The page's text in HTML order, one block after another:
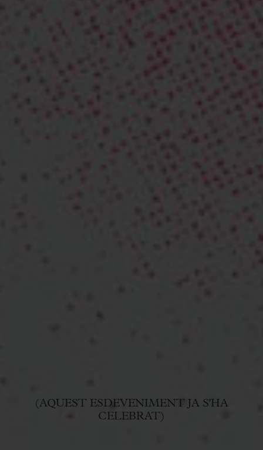
(AQUEST ESDEVENIMENT JA S'HA
CELEBRAT)